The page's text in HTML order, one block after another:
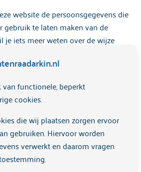
website de persoonsgegevens die
te laten maken van de
je iets meer weten over de wijze
onze pagina o
om misbruik, verlies,
ongewenste openbaarmaking en
tegen te gaan.
functionele, beperkt
cookies.
die wij plaatsen zorgen ervoor
gebruiken. Hiervoor worden
verwerkt en daarom vragen